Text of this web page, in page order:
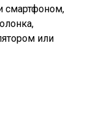
смартфоном,
или